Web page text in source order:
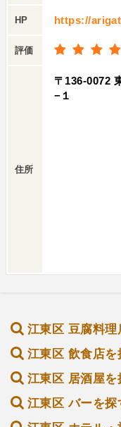
HP https://
評価
住所
〒136-0072
−１
江東区 豆腐料理
江東区 飲食店を
江東区 居酒屋を
江東区 バーを探